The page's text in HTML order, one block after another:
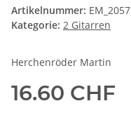
Artikelnummer: EM_2057
Kategorie: 2 Gitarren
Herchenröder Martin
16.60 CHF